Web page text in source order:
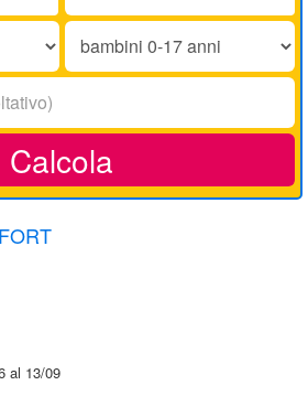
Bambini
17
Calcola
al 13/09